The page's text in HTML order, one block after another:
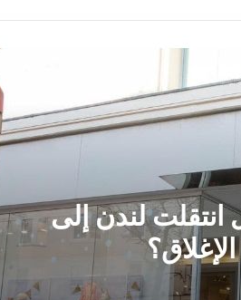
أبريل 7, 2021
قناع الجمجمة في
للكشف عن مكان